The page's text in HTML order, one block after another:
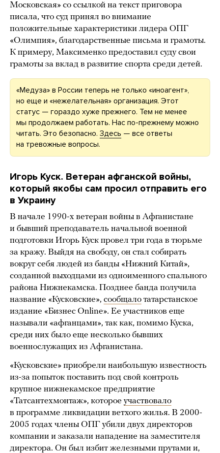
Московская» со ссылкой на текст приговора
писала, что суд принял во внимание
положительные характеристики лидера ОПГ
«Олимпия», благодарственные письма и грамоты.
К примеру, Максименко предоставил суду свои
грамоты за вклад в развитие спорта среди детей.
«Медуза» в России теперь не только «иноагент»,
но еще и «нежелательная» организация. Этот
статус — гораздо хуже прежнего. Тем не менее
мы продолжаем работать. Нас по-прежнему можно
читать. Это безопасно. Здесь — все ответы
на тревожные вопросы.
Игорь Куск. Ветеран афганской войны,
который якобы сам просил отправить его
в Украину
В начале 1990-х ветеран войны в Афганистане
и бывший преподаватель начальной военной
подготовки Игорь Куск провел три года в тюрьме
за кражу. Выйдя на свободу, он стал собирать
вокруг себя людей из банды «Нижний Китай»,
созданной выходцами из одноименного спального
района Нижнекамска. Позднее банда получила
название «Кусковские», сообщало татарстанское
издание «Бизнес Online». Ее участников еще
называли «афганцами», так как, помимо Куска,
среди них было еще несколько бывших
военнослужащих из Афганистана.
«Кусковские» приобрели наибольшую известность
из-за попыток поставить под свой контроль
крупное нижнекамское предприятие
«Татсантехмонтаж», которое участвовало
в программе ликвидации ветхого жилья. В 2000-
2005 годах члены ОПГ убили двух директоров
компании и заказали нападение на заместителя
директора. Он был избит железными прутами и,